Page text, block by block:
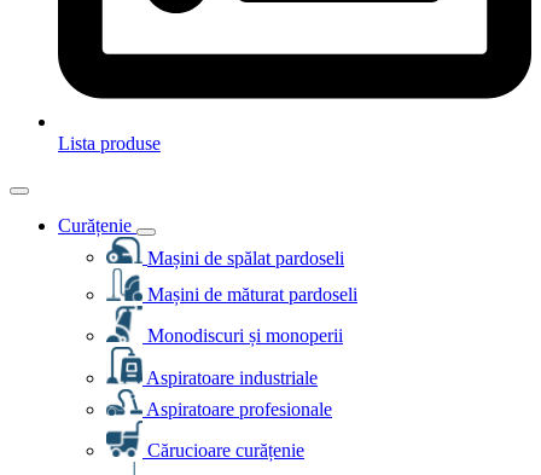
Lista produse
Curățenie
Mașini de spălat pardoseli
Mașini de măturat pardoseli
Monodiscuri și monoperii
Aspiratoare industriale
Aspiratoare profesionale
Cărucioare curățenie